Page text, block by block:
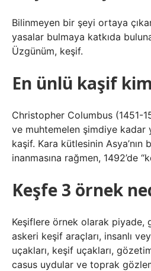
Bilinmeyen bir şeyi ortaya
yasalar bulmaya katkıda
Üzgünüm, keşif.
En ünlü kaşif
Christopher Columbus (1451-
ve muhtemelen şimdiye kadar
kaşif. Kara kütlesinin Asya’nın
inanmasına rağmen, 1492’de
Keşfe 3 örnek
Keşiflere örnek olarak piyade,
askeri keşif araçları, insanlı
uçakları, keşif uçakları,
casus uydular ve toprak